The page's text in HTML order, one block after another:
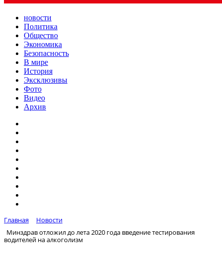
новости
Политика
Общество
Экономика
Безопасность
В мире
История
Эксклюзивы
Фото
Видео
Архив
Главная
Новости
Минздрав отложил до лета 2020 года введение тестирования
водителей на алкоголизм